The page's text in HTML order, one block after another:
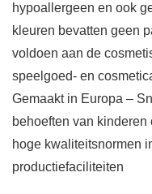
hypoallergeen en ook
kleuren bevatten geen
voldoen aan de
speelgoed- en
Gemaakt in Europa –
behoeften van
hoge kwaliteitsnormen
productiefaciliteiten